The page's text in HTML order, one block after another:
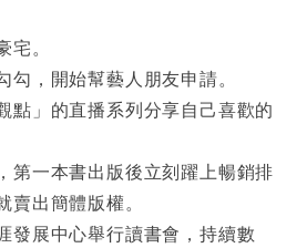
。
，開始幫藝人朋友申請。
」的直播系列分享自己喜歡的
一本書出版後立刻躍上暢銷排
出簡體版權。
發展中心舉行讀書會，持續數